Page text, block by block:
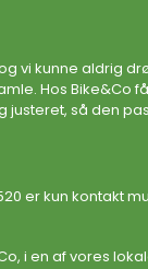
vi kunne aldrig
Hos
så den
er kun kontakt
i en af vores